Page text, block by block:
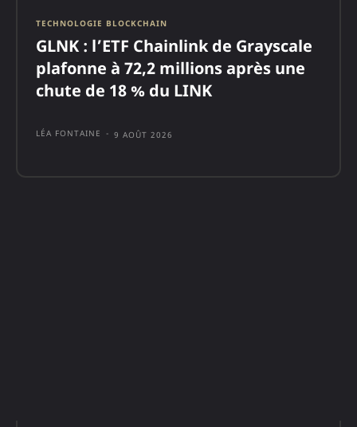
TECHNOLOGIE BLOCKCHAIN
GLNK : l’ETF Chainlink de Grayscale
plafonne à 72,2 millions après une
chute de 18 % du LINK
LÉA FONTAINE - 9 AOÛT 2026